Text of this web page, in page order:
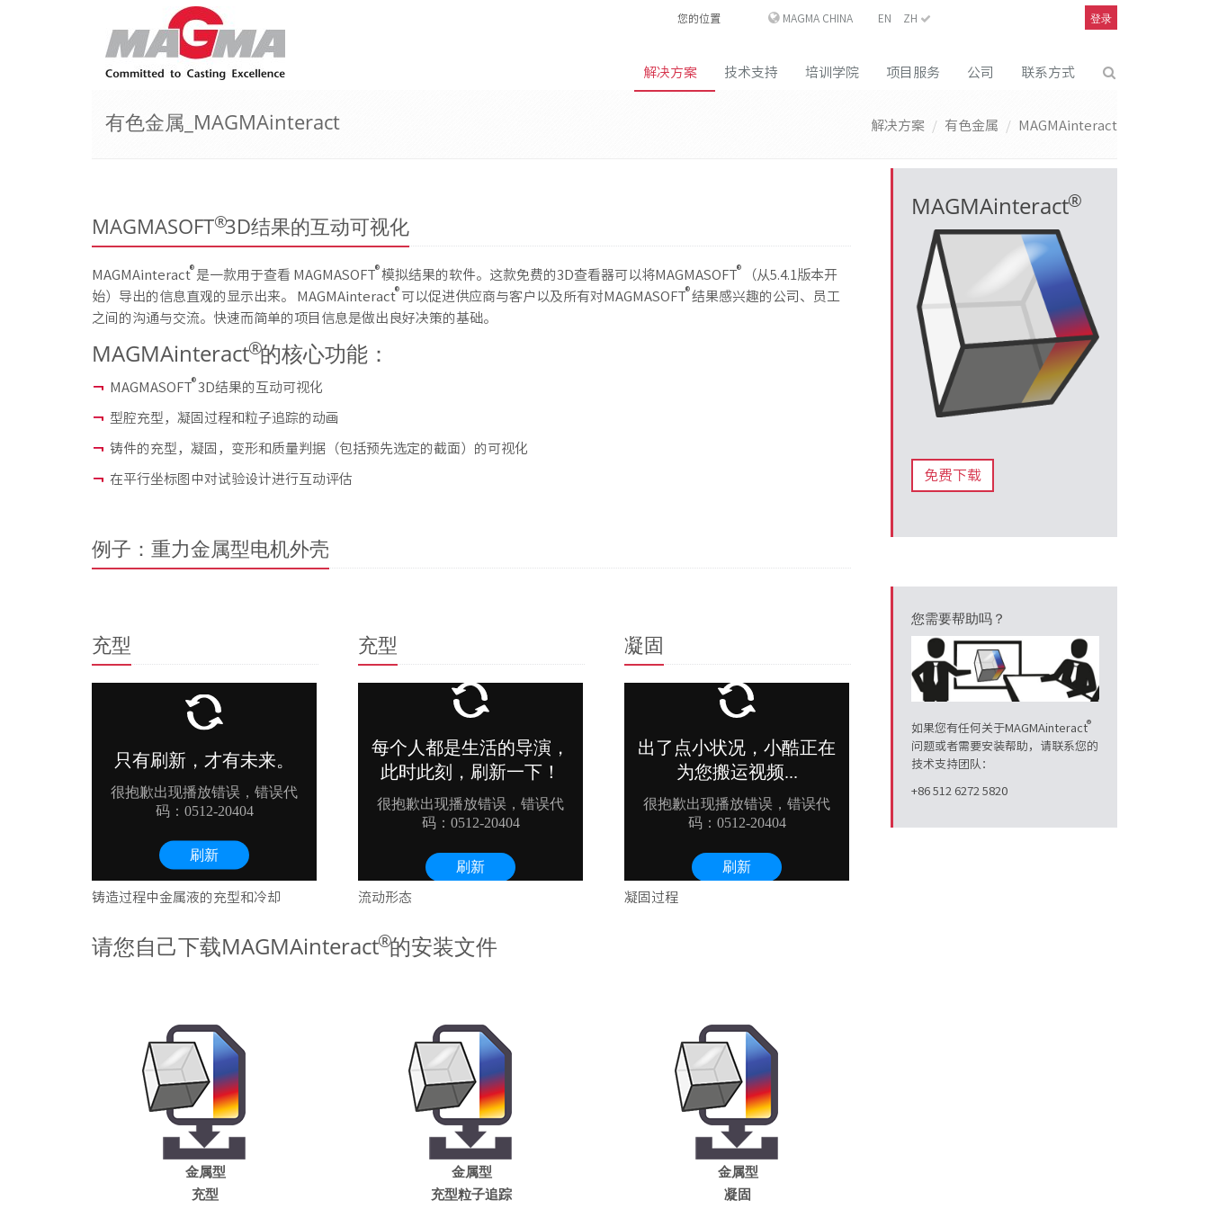
您的位置 MAGMA CHINA EN ZH 登录
解决方案 技术支持 培训学院 项目服务 公司 联系方式
有色金属_MAGMAinteract 解决方案 有色金属 MAGMAinteract
MAGMASOFT
®3D结果的互动可视化
MAGMAinteract® 是一款用于查看 MAGMASOFT®模拟结果的软件。这款免费的3D查看器可以将MAGMASOFT®
（从5.4.1版本开
始）导出的信息直观的显示出来。 MAGMAinteract® 可以促进供应商与客户以及所有对MAGMASOFT®结果感兴趣的公司、员工
之间的沟通与交流。快速而简单的项目信息是做出良好决策的基础。
MAGMAinteract
®的核心功能：
MAGMASOFT®3D结果的互动可视化
型腔充型，凝固过程和粒子追踪的动画
铸件的充型，凝固，变形和质量判据（包括预先选定的截面）的可视化
在平行坐标图中对试验设计进行互动评估
例子：重力金属型电机外壳
MAGMAinteract
®
免费下载
充型 充型 凝固
您需要帮助吗？
如果您有任何关于MAGMAinteract®
问题或者需要安装帮助，请联系您的
技术支持团队：
+86 512 6272 5820
铸造过程中金属液的充型和冷却 流动形态 凝固过程
请您自己下载MAGMAinteract
®的安装文件
金属型
充型
金属型
充型粒子追踪
金属型
凝固